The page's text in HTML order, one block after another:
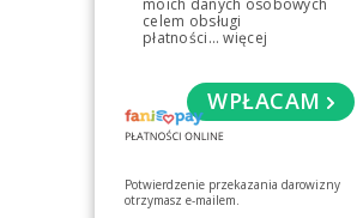
moich danych osobowych
celem obsługi
płatności... więcej
WPŁACAM
Potwierdzenie przekazania darowizny
otrzymasz e-mailem.